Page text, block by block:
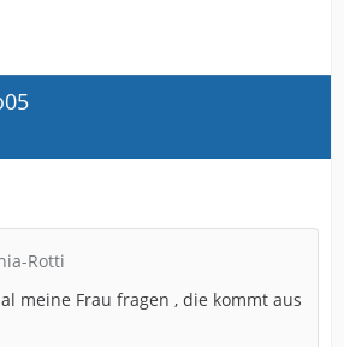
Rotti
meine Frau fragen , die kommt aus